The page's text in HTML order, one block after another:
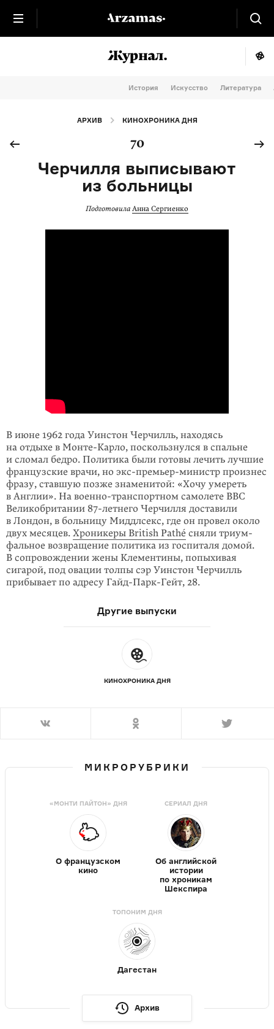
История Искусство Литература
АРХИВ КИНОХРОНИКА ДНЯ
70
Черчилля выписывают
из больницы
Подготовила Анна Сергиенко
В июне 1962 года Уинстон Черчилль, находясь
на отдыхе в Монте-Карло, по­сколь­знулся в спальне
и сломал бедро. Политика были готовы лечить лучшие
французские врачи, но экс-премьер-министр произнес
фразу, ставшую позже знаменитой: «Хочу умереть
в Англии». На военно-транспортном самолете ВВС
Великобритании 87-летнего Черчилля доставили
в Лондон, в больницу Миддл­секс, где он провел около
двух месяцев. Хроникеры British Pathé сняли триум­
фальное возвращение политика из госпиталя домой.
В сопровождении жены Клементины, попыхивая
сигарой, под овации толпы сэр Уинстон Черчилль
прибывает по адресу Гайд-Парк-Гейт, 28.
Другие выпуски
КИНОХРОНИКА ДНЯ
МИКРОРУБРИКИ
«МОНТИ ПАЙТОН» ДНЯ
О французском
кино
СЕРИАЛ ДНЯ
Об английской
истории
по хроникам
Шекспира
ТОПОНИМ ДНЯ
Дагестан
Архив